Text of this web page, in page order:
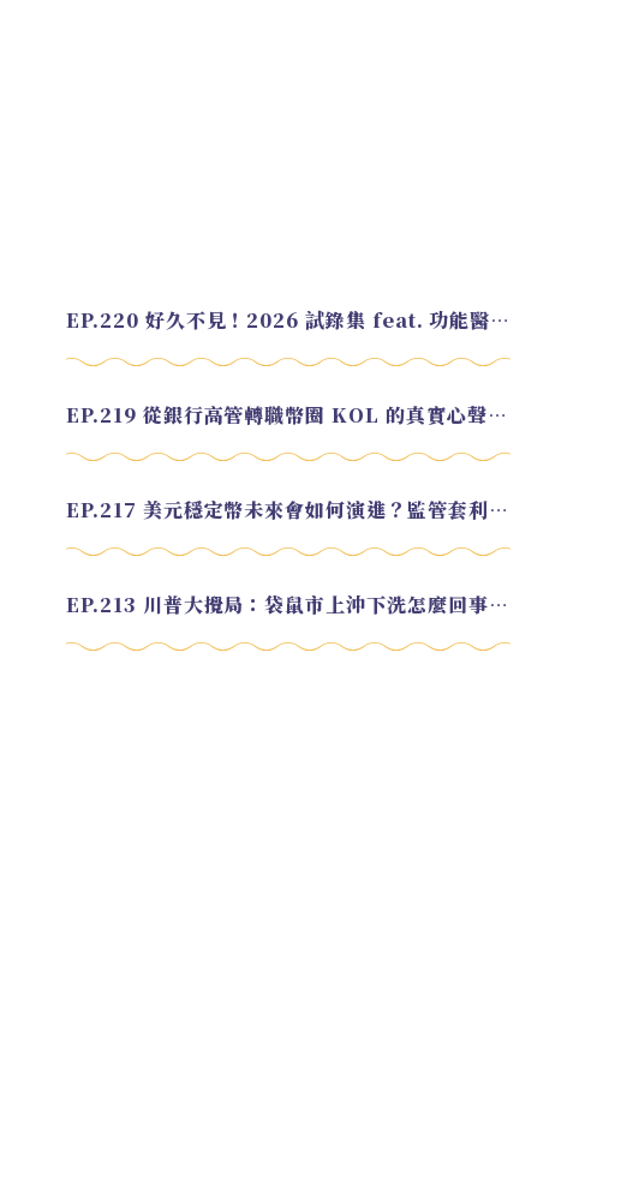
EP.220 好久不見！2026 試錄集 feat. 功能醫學營養師 美寶
EP.219 從銀行高管轉職幣圈 KOL 的真實心聲 feat.龜大
EP.217 美元穩定幣未來會如何演進？監管套利終將收斂？feat. 研究員 余哲安
EP.213 川普大攪局：袋鼠市上沖下洗怎麼回事？feat. Alvin